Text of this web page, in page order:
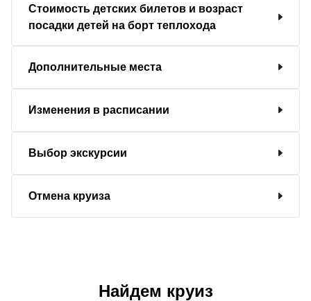
Стоимость детских билетов и возраст
посадки детей на борт теплохода
Дополнительные места
Изменения в расписании
Выбор экскурсии
Отмена круиза
Найдем круиз